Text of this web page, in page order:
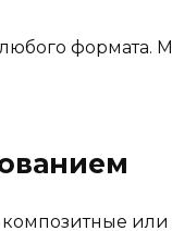
формата.